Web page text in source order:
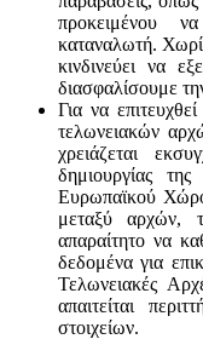
προκειμένου
καταναλωτή.
κινδινεύει να
διασφαλίσουμε
Για να
τελωνειακών
χρειάζεται
δημιουργίας
Ευρωπαϊκού
μεταξύ αρχών,
απαραίτητο να
δεδομένα για
Τελωνειακές
απαιτείται
στοιχείων.